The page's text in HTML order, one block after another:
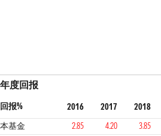
年度回报
回报% 2016 2017 2018
本基金
2.85 4.20 3.85